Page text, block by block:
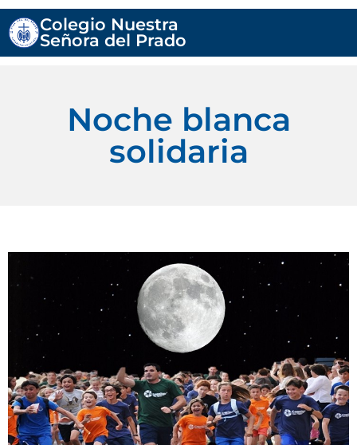
Colegio Nuestra
Señora del Prado
Noche blanca
solidaria